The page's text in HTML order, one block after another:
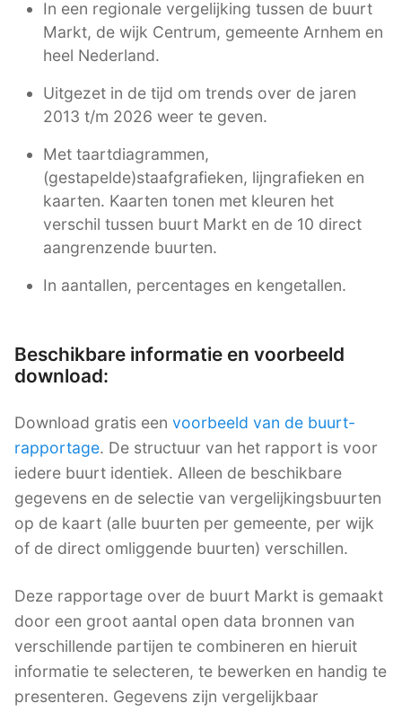
In een regionale vergelijking tussen de buurt
Markt, de wijk Centrum, gemeente Arnhem en
heel Nederland.
Uitgezet in de tijd om trends over de jaren
2013 t/m 2026 weer te geven.
Met taartdiagrammen,
(gestapelde)staafgrafieken, lijngrafieken en
kaarten. Kaarten tonen met kleuren het
verschil tussen buurt Markt en de 10 direct
aangrenzende buurten.
In aantallen, percentages en kengetallen.
Beschikbare informatie en voorbeeld
download:
Download gratis een voorbeeld van de buurt-
rapportage. De structuur van het rapport is voor
iedere buurt identiek. Alleen de beschikbare
gegevens en de selectie van vergelijkingsbuurten
op de kaart (alle buurten per gemeente, per wijk
of de direct omliggende buurten) verschillen.
Deze rapportage over de buurt Markt is gemaakt
door een groot aantal open data bronnen van
verschillende partijen te combineren en hieruit
informatie te selecteren, te bewerken en handig te
presenteren. Gegevens zijn vergelijkbaar